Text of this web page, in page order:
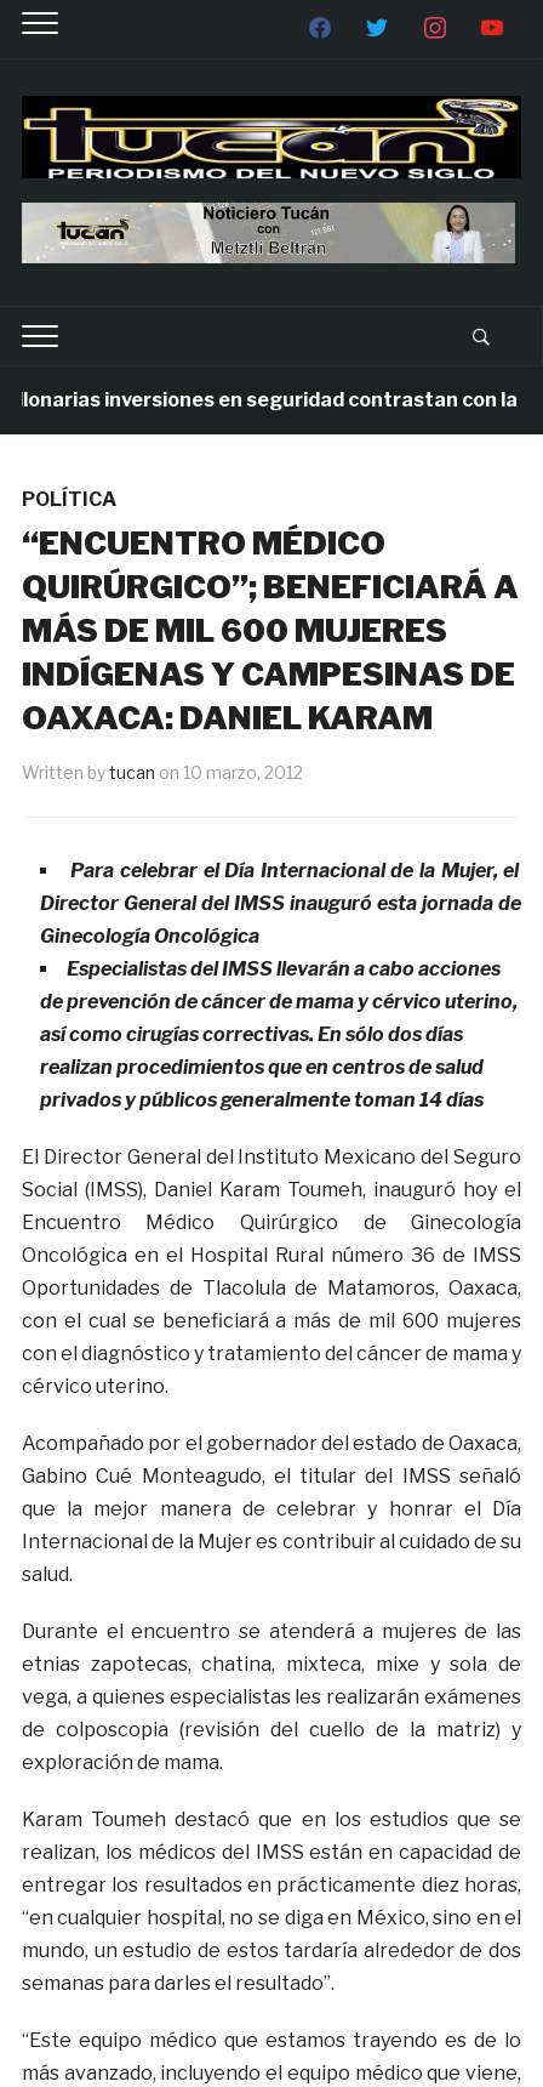
inversiones en seguridad contrastan con la
POLÍTICA
“ENCUENTRO MÉDICO
QUIRÚRGICO”; BENEFICIARÁ A
MÁS DE MIL 600 MUJERES
INDÍGENAS Y CAMPESINAS DE
OAXACA: DANIEL KARAM
Written bytucan on 10 marzo, 2012
Para celebrar el Día Internacional de la Mujer, el
Director General del IMSS inauguró esta jornada de
Ginecología Oncológica
Especialistas del IMSS llevarán a cabo acciones
de prevención de cáncer de mama y cérvico uterino,
así como cirugías correctivas. En sólo dos días
realizan procedimientos que en centros de salud
privados y públicos generalmente toman 14 días
El Director General del Instituto Mexicano del Seguro
Social (IMSS), Daniel Karam Toumeh, inauguró hoy el
Encuentro Médico Quirúrgico de Ginecología
Oncológica en el Hospital Rural número 36 de IMSS
Oportunidades de Tlacolula de Matamoros, Oaxaca,
con el cual se beneficiará a más de mil 600 mujeres
con el diagnóstico y tratamiento del cáncer de mama y
cérvico uterino.
Acompañado por el gobernador del estado de Oaxaca,
Gabino Cué Monteagudo, el titular del IMSS señaló
que la mejor manera de celebrar y honrar el Día
Internacional de la Mujer es contribuir al cuidado de su
salud.
Durante el encuentro se atenderá a mujeres de las
etnias zapotecas, chatina, mixteca, mixe y sola de
vega, a quienes especialistas les realizarán exámenes
de colposcopia (revisión del cuello de la matriz) y
exploración de mama.
Karam Toumeh destacó que en los estudios que se
realizan, los médicos del IMSS están en capacidad de
entregar los resultados en prácticamente diez horas,
“en cualquier hospital, no se diga en México, sino en el
mundo, un estudio de estos tardaría alrededor de dos
semanas para darles el resultado”.
“Este equipo médico que estamos trayendo es de lo
más avanzado, incluyendo el equipo médico que viene,